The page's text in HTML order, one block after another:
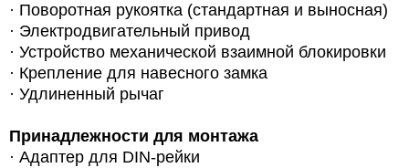
· Поворотная рукоятка (стандартная и выносная)
· Электродвигательный привод
· Устройство механической взаимной блокировки
· Крепление для навесного замка
· Удлиненный рычаг
Принадлежности для монтажа
· Адаптер для DIN-рейки